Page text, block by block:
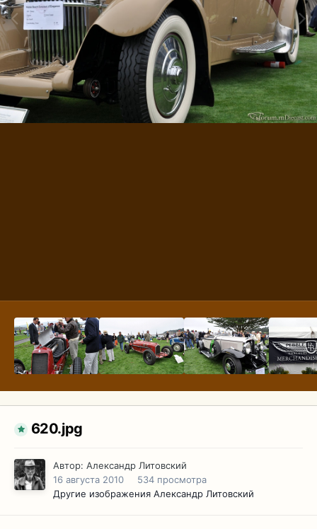
620.jpg
Автор: Александр Литовский
16 августа 2010
534 просмотра
Другие изображения Александр Литовский